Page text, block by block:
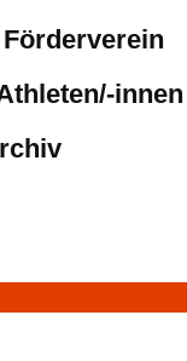
Förderverein
innen